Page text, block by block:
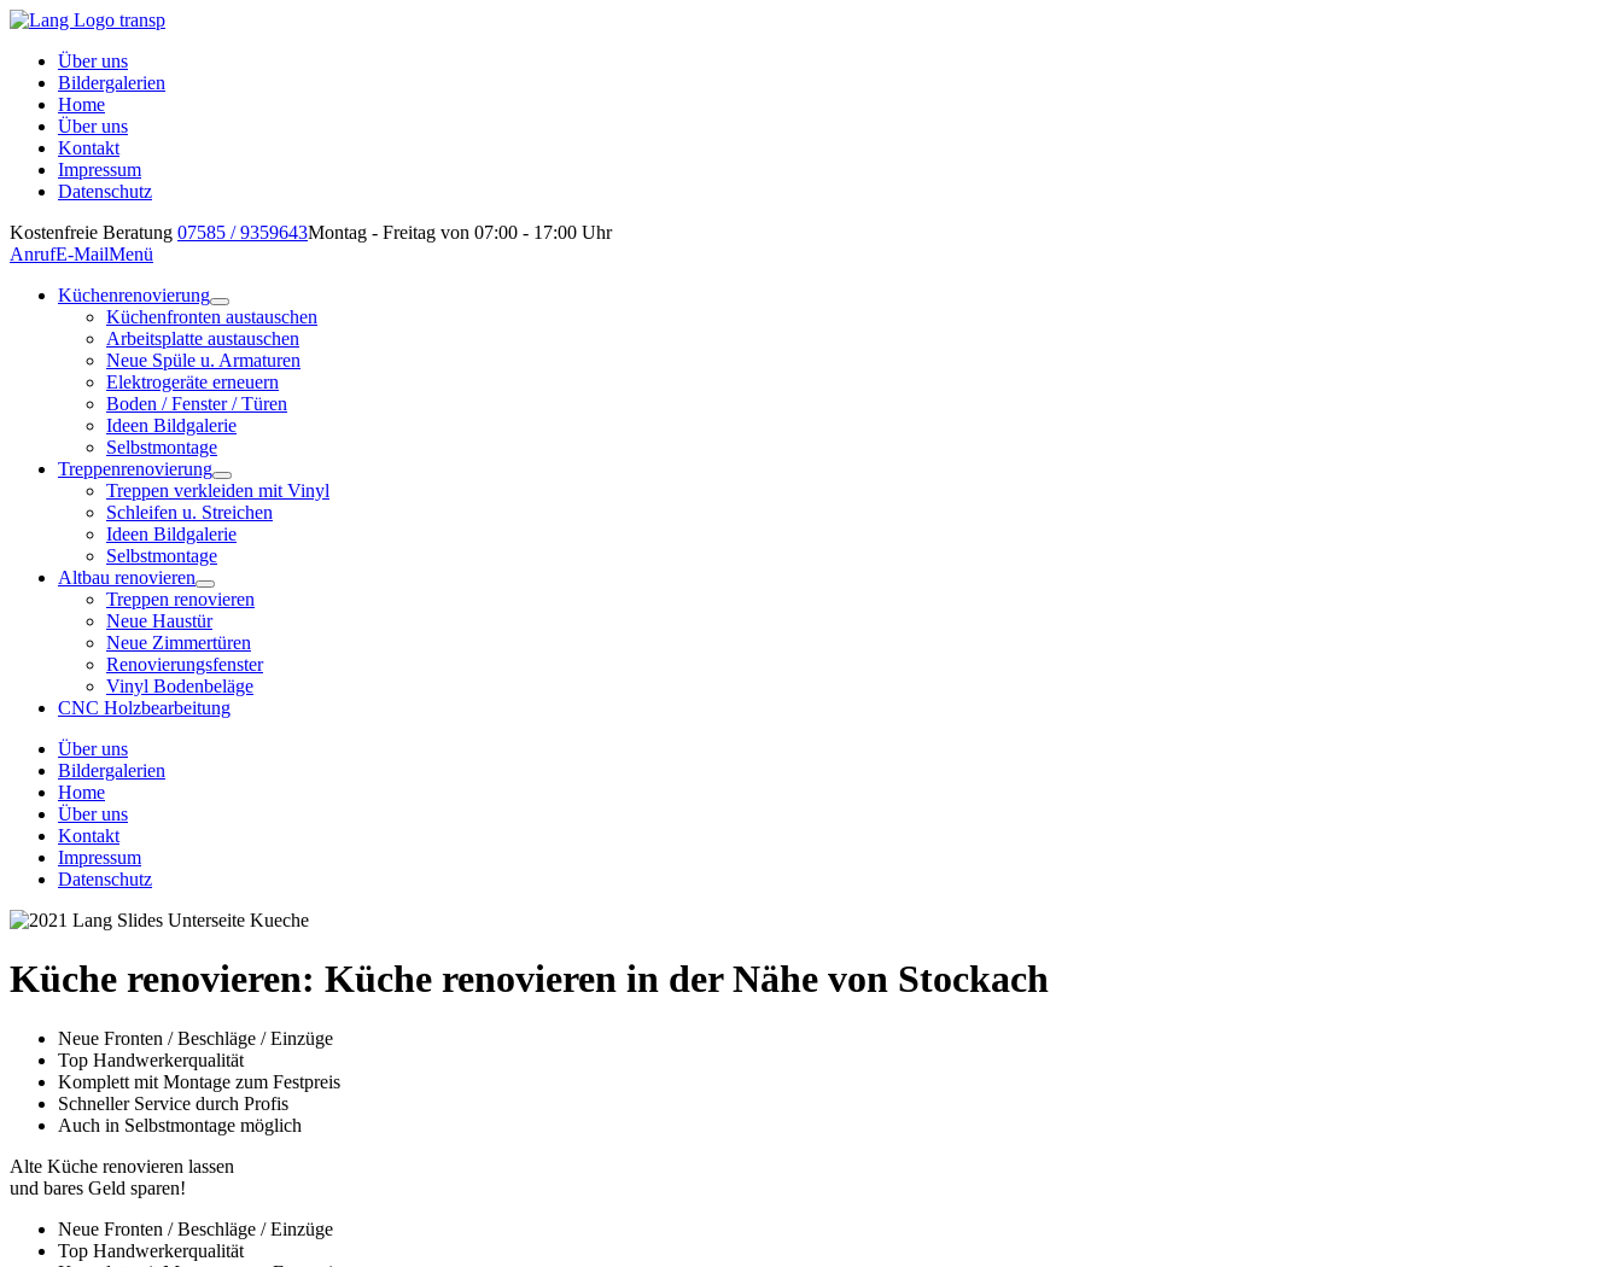
Über uns
Bildergalerien
Home
Über uns
Kontakt
Impressum
Datenschutz
Kostenfreie Beratung 07585 / 9359643Montag - Freitag von 07:00 - 17:00 Uhr
AnrufE-MailMenü
Küchenrenovierung
Küchenfronten austauschen
Arbeitsplatte austauschen
Neue Spüle u. Armaturen
Elektrogeräte erneuern
Boden / Fenster / Türen
Ideen Bildgalerie
Selbstmontage
Treppenrenovierung
Treppen verkleiden mit Vinyl
Schleifen u. Streichen
Ideen Bildgalerie
Selbstmontage
Altbau renovieren
Treppen renovieren
Neue Haustür
Neue Zimmertüren
Renovierungsfenster
Vinyl Bodenbeläge
CNC Holzbearbeitung
Über uns
Bildergalerien
Home
Über uns
Kontakt
Impressum
Datenschutz
Küche renovieren: Küche renovieren in der Nähe von Stockach
Neue Fronten / Beschläge / Einzüge
Top Handwerkerqualität
Komplett mit Montage zum Festpreis
Schneller Service durch Profis
Auch in Selbstmontage möglich
Alte Küche renovieren lassen
und bares Geld sparen!
Neue Fronten / Beschläge / Einzüge
Top Handwerkerqualität